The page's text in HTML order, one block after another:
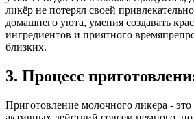
ликёр не потерял своей
домашнего уюта, умения создавать
ингредиентов и приятного
близких.
3. Процесс
Приготовление молочного ликера -